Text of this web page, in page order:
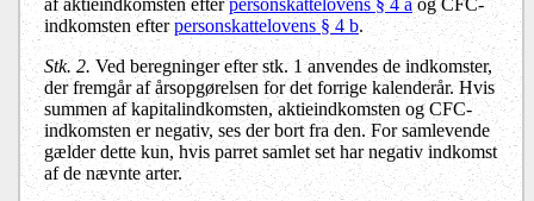
indkomsten efterpersonskattelovens § 4 b.
Stk. 2. Ved beregninger efter stk. 1 anvendes de indkomster,
der fremgår af årsopgørelsen for det forrige kalenderår. Hvis
summen af kapitalindkomsten, aktieindkomsten og CFC-
indkomsten er negativ, ses der bort fra den. For samlevende
gælder dette kun, hvis parret samlet set har negativ indkomst
af de nævnte arter.